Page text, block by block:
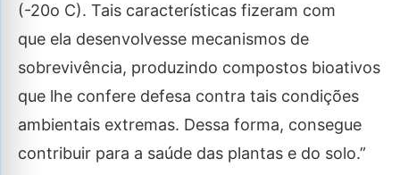
(-20o C). Tais características fizeram com
que ela desenvolvesse mecanismos de
sobrevivência, produzindo compostos bioativos
que lhe confere defesa contra tais condições
ambientais extremas. Dessa forma, consegue
contribuir para a saúde das plantas e do solo.”